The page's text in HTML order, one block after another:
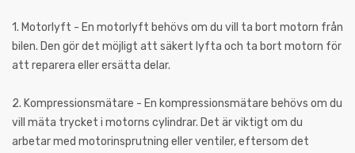
1. Motorlyft - En motorlyft behövs om du vill ta bort motorn från
bilen. Den gör det möjligt att säkert lyfta och ta bort motorn för
att reparera eller ersätta delar.
2. Kompressionsmätare - En kompressionsmätare behövs om du
vill mäta trycket i motorns cylindrar. Det är viktigt om du
arbetar med motorinsprutning eller ventiler, eftersom det